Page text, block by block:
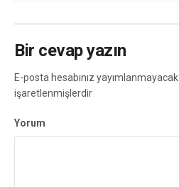
Bir cevap yazın
E-posta hesabınız yayımlanmayacak.
işaretlenmişlerdir
Yorum